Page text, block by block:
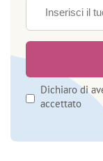
Dichiaro di
accettato